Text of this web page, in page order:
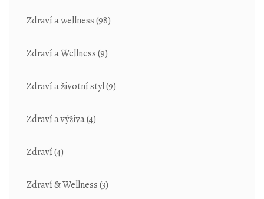
Zdraví a wellness(98)
Zdraví a Wellness(9)
Zdraví a životní styl(9)
Zdraví a výživa(4)
Zdraví(4)
Zdraví & Wellness(3)